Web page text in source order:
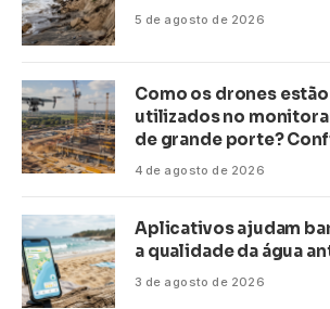
5 de agosto de 2026
Como os drones
utilizados no
de grande porte?
4 de agosto de 2026
Aplicativos ajudam
a qualidade da água
3 de agosto de 2026